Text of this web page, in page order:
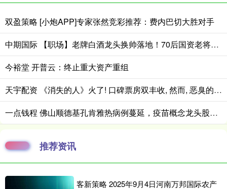
双盈策略 [小炮APP]专家张然竞彩推荐：费内巴切大胜对手
中期国际 【职场】老牌白酒龙头换帅落地！70后国资老将邓敏接棒五粮液
今裕堂 开普云：终止重大资产重组
天宇配资 《消失的人》火了! 口碑票房双丰收, 然而, 恶臭的事情还是发生了
一点钱程 佛山顺德基孔肯雅热病例蔓延，疫苗概念龙头股掀涨停潮，疫苗ETF（159643）涨超5%
推荐资讯
客新策略 2025年9月4日河南万邦国际农产